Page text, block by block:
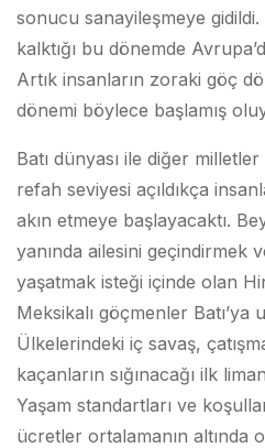
sonucu sanayileşmeye gidildi.
kalktığı bu dönemde
Artık insanların zoraki göç
dönemi böylece başlamış
Batı dünyası ile diğer
refah seviyesi açıldıkça
akın etmeye başlayacaktı.
yanında ailesini geçindirmek
yaşatmak isteği içinde olan
Meksikalı göçmenler Batı’ya
Ülkelerindeki iç savaş,
kaçanların sığınacağı ilk
Yaşam standartları ve
ücretler ortalamanın altında